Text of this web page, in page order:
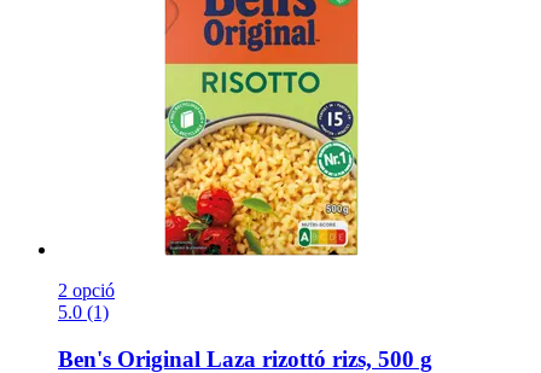
2 opció
5.0 (1)
Ben's Original Laza rizottó rizs, 500 g